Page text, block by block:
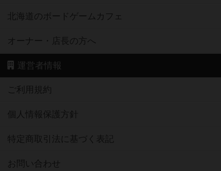
北海道のボードゲームカフェ
オーナー・店長の方へ
運営者情報
ご利用規約
個人情報保護方針
特定商取引法に基づく表記
お問い合わせ